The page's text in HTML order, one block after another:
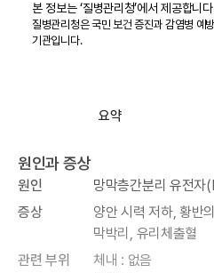
본 정보는 ‘질병관리청’에서 제공합니
질병관리청은 국민 보건 증진과 감염병 예
기관입니다.
요약
원인과 증상
원인
망막층간분리 유전자
증상
양안 시력 저하, 황반
막박리, 유리체출혈
관련 부위
체내 : 없음